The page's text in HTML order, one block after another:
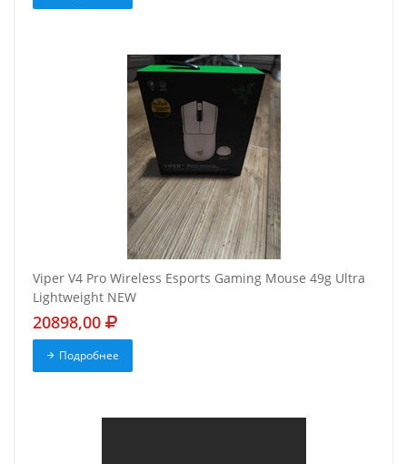
Viper V4 Pro Wireless Esports Gaming Mouse 49g Ultra
Lightweight NEW
20898,00
Подробнее